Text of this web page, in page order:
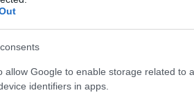
allow Google to enable storage related to
identifiers in apps.
a Wadi Dawkah Ománban. Ebben a
még mindig gyűjtik a fa nedvét. A